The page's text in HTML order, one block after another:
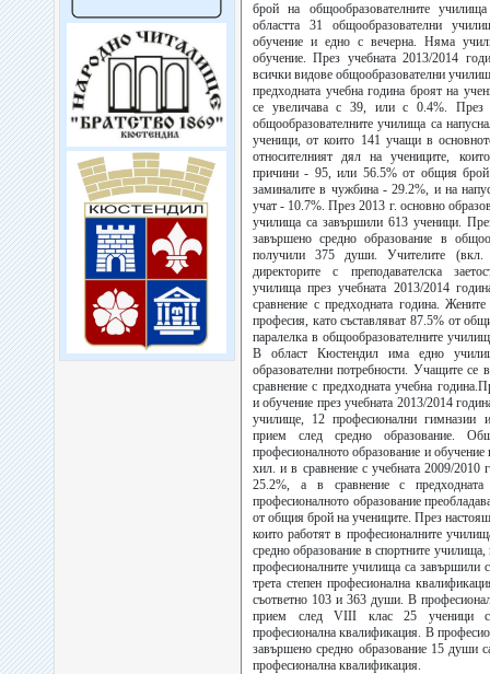
брой на общообразователните
областта 31 общообразователни
обучение и едно с вечерна. Няма
обучение. През учебната 2013/2014
всички видове общообразователни
предходната учебна година броят на
се увеличава с 39, или с 0.4%. През
общообразователните училища са
ученици, от които 141 учащи в
относителният дял на учениците,
причини - 95, или 56.5% от общия брой
заминалите в чужбина - 29.2%, и на
учат - 10.7%. През 2013 г. основно
училища са завършили 613 ученици.
завършено средно образование в
получили 375 души. Учителите (вкл.
директорите с преподавателска
училища през учебната 2013/2014
сравнение с предходната година. Жените
професия, като съставляват 87.5% от
паралелка в общообразователните
В област Кюстендил има едно
образователни потребности. Учащите се
сравнение с предходната учебна
и обучение през учебната 2013/2014
училище, 12 професионални гимназии
прием след средно образование.
професионалното образование и обучение
хил. и в сравнение с учебната 2009/2010
25.2%, а в сравнение с
професионалното образование
от общия брой на учениците. През
които работят в професионалните
средно образование в спортните
професионалните училища са
трета степен професионална
съответно 103 и 363 души. В
прием след VIII клас 25 ученици
професионална квалификация. В
завършено средно образование 15 души
професионална квалификация.